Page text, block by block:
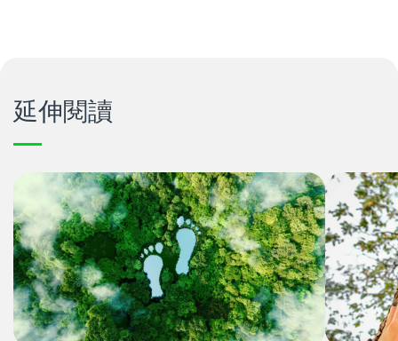
延伸閱讀